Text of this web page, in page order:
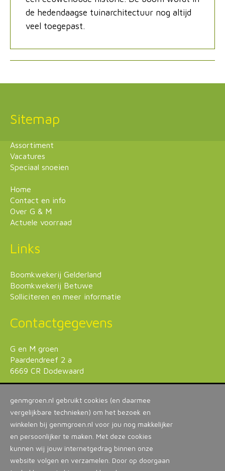
de hedendaagse tuinarchitectuur nog altijd
veel toegepast.
Sitemap
Assortiment
Vacatures
Speciaal snoeien
Home
Contact en info
Over G & M
Actuele voorraad
Links
Boomkwekerij Gelderland
Boomkwekerij Betuwe
Solliciteren en meer informatie
Contactgegevens
G en M groen
Paardendreef 2 a
6669 CR Dodewaard
info@genmgroen.com
www.genmgroen.com
genmgroen.nl gebruikt cookies (en daarmee
vergelijkbare technieken) om het bezoek en
winkelen bij genmgroen.nl voor jou nog makkelijker
en persoonlijker te maken. Met deze cookies
kunnen wij jouw internetgedrag binnen onze
website volgen en verzamelen. Door op doorgaan